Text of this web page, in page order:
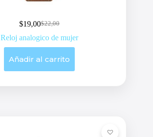
$22,00
Original
price
$19,00Current
price
Reloj analogico de mujer
Añadir al carrito